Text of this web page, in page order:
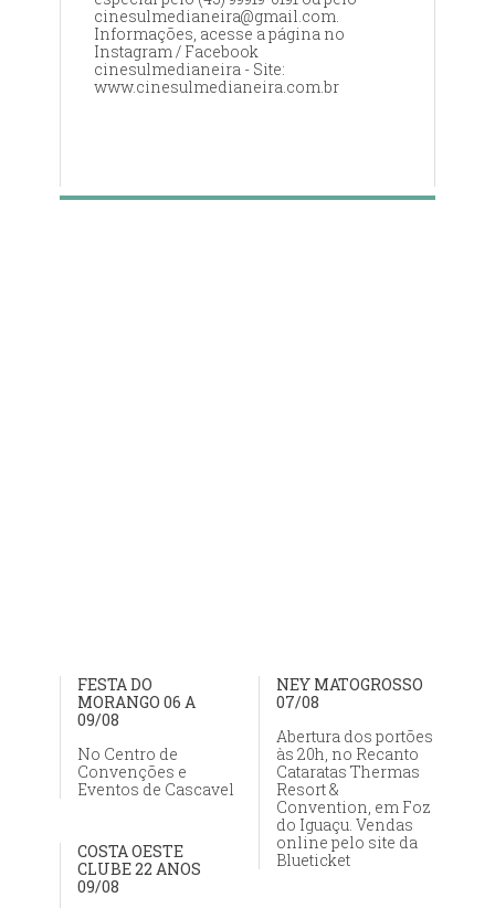
cinesulmedianeira@gmail.com.
Informações, acesse a página no
Instagram / Facebook
cinesulmedianeira - Site:
www.cinesulmedianeira.com.br
FESTA DO
MORANGO 06 A
09/08
No Centro de
Convenções e
Eventos de Cascavel
NEY MATOGROSSO
07/08
Abertura dos portões
às 20h, no Recanto
Cataratas Thermas
Resort &
Convention, em Foz
do Iguaçu. Vendas
online pelo site da
Blueticket
COSTA OESTE
CLUBE 22 ANOS
09/08